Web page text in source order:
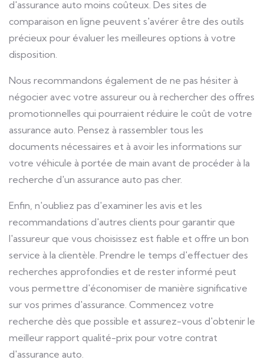
d'assurance auto moins coûteux. Des sites de
comparaison en ligne peuvent s'avérer être des outils
précieux pour évaluer les meilleures options à votre
disposition.
Nous recommandons également de ne pas hésiter à
négocier avec votre assureur ou à rechercher des offres
promotionnelles qui pourraient réduire le coût de votre
assurance auto. Pensez à rassembler tous les
documents nécessaires et à avoir les informations sur
votre véhicule à portée de main avant de procéder à la
recherche d'un assurance auto pas cher.
Enfin, n'oubliez pas d'examiner les avis et les
recommandations d'autres clients pour garantir que
l'assureur que vous choisissez est fiable et offre un bon
service à la clientèle. Prendre le temps d'effectuer des
recherches approfondies et de rester informé peut
vous permettre d'économiser de manière significative
sur vos primes d'assurance. Commencez votre
recherche dès que possible et assurez-vous d'obtenir le
meilleur rapport qualité-prix pour votre contrat
d'assurance auto.